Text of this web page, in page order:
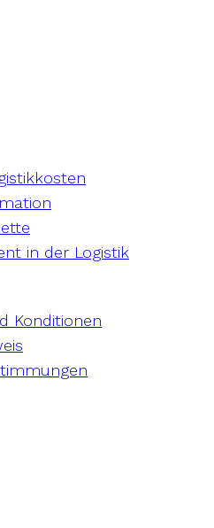
in der Logistik
Konditionen